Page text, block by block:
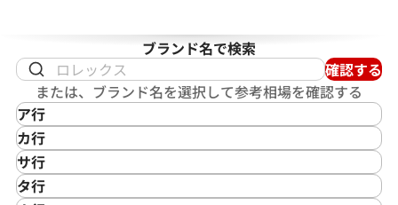
ンテール ウォッチ MM
カルティエ カリブル ドゥ カ
ブランド名で検索
確認する
または、ブランド名を選択して参考相場を確認する
ア行
IKEPOD
アイクポッド
IWC
アイダブリューシー
カ行
CASIO
カシオ
Cartier
サ行
Saint Laurent
タ行